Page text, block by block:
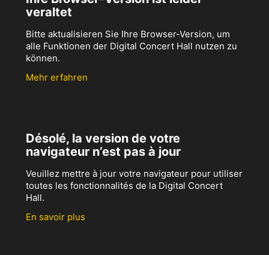
veraltet
Bitte aktualisieren Sie Ihre Browser-Version, um
alle Funktionen der Digital Concert Hall nutzen zu
können.
Mehr erfahren
Désolé, la version de votre
navigateur n’est pas à jour
Veuillez mettre à jour votre navigateur pour utiliser
toutes les fonctionnalités de la Digital Concert
Hall.
En savoir plus